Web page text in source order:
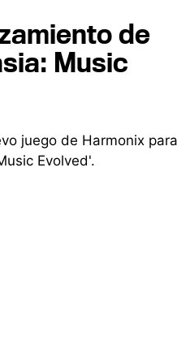
de
Music
juego de Harmonix para
Evolved'.